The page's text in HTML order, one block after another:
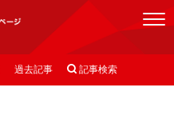
過去記事  記事検索